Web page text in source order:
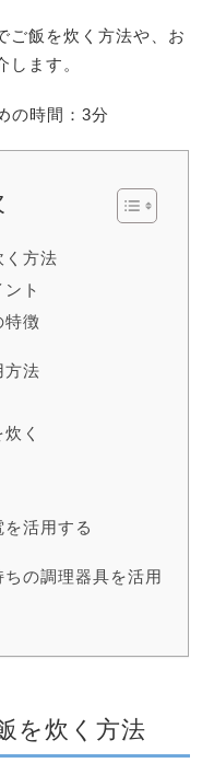
ご飯を炊く方法や、お
ます。
の時間：3分
く方法
ト
特徴
方法
く
活用する
の調理器具を活用
を炊く方法